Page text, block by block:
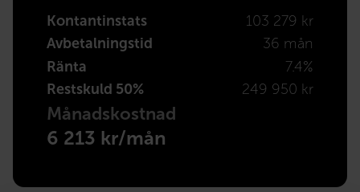
Kontantinstats
103 279 kr
Avbetalningstid
36 mån
Ränta
7.4%
Restskuld 50%
249 950 kr
Månadskostnad
6 213 kr/mån